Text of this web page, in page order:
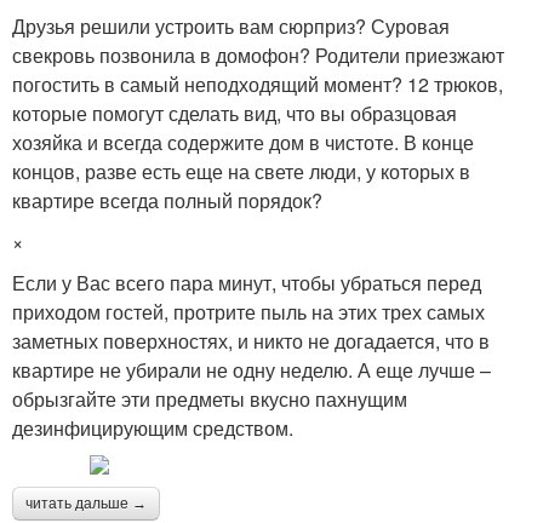
Друзья решили устроить вам сюрприз? Суровая
свекровь позвонила в домофон? Родители приезжают
погостить в самый неподходящий момент? ​12 трюков,
которые помогут сделать вид, что вы образцовая
хозяйка и всегда содержите дом в чистоте. В конце
концов, разве есть еще на свете люди, у которых в
квартире всегда полный порядок?
×
Если у Вас всего пара минут, чтобы убраться перед
приходом гостей, протрите пыль на этих трех самых
заметных поверхностях, и никто не догадается, что в
квартире не убирали не одну неделю. А еще лучше –
обрызгайте эти предметы вкусно пахнущим
дезинфицирующим средством.
читать дальше →